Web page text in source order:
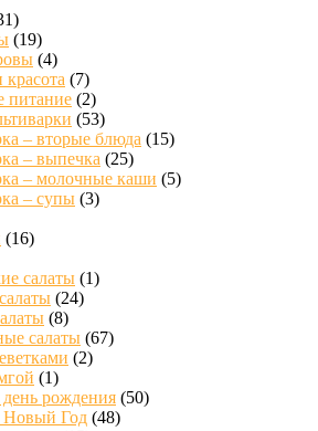
(19)
(4)
красота (7)
питание (2)
(53)
– вторые блюда (15)
– выпечка (25)
– молочные каши (5)
– супы (3)
(16)
салаты (1)
(24)
(8)
салаты (67)
(2)
(1)
рождения (50)
Новый Год (48)